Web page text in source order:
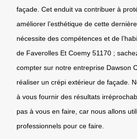
façade. Cet enduit va contribuer à
améliorer l’esthétique de cette
nécessite des compétences et de
de Faverolles Et Coemy 51170 ;
compter sur notre entreprise Dawson
réaliser un crépi extérieur de façade.
à vous fournir des résultats
pas à vous en faire, car nous allons
professionnels pour ce faire.